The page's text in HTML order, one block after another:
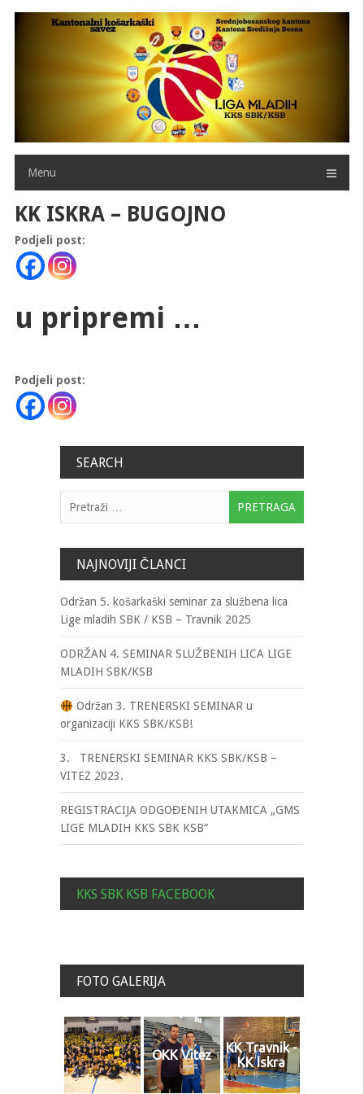
Menu
KK ISKRA – BUGOJNO
Podjeli post:
u pripremi …
Podjeli post:
SEARCH
NAJNOVIJI ČLANCI
Održan 5. košarkaški seminar za službena lica
Lige mladih SBK / KSB – Travnik 2025
ODRŽAN 4. SEMINAR SLUŽBENIH LICA LIGE
MLADIH SBK/KSB
Održan 3. TRENERSKI SEMINAR u
organizaciji KKS SBK/KSB!
3. TRENERSKI SEMINAR KKS SBK/KSB –
VITEZ 2023.
REGISTRACIJA ODGOĐENIH UTAKMICA „GMS
LIGE MLADIH KKS SBK KSB“
KKS SBK KSB FACEBOOK
FOTO GALERIJA
OKK Vitez
KK Travnik -
KK Iskra